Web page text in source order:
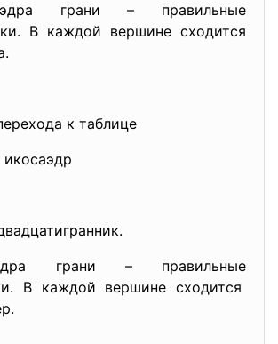
грани – правильные
В каждой вершине сходится
к таблице
грани – правильные
В каждой вершине сходится